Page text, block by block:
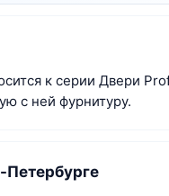
к серии Двери
с ней фурнитуру.
Петербурге